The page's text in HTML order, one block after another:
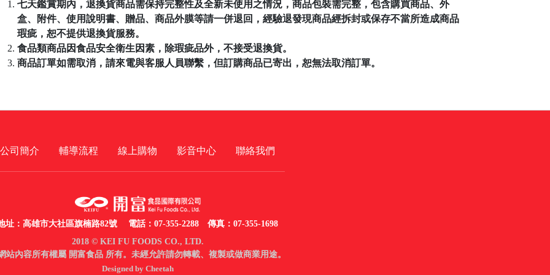
七天鑑賞期內，退換貨商品需保持完整性及全新未使用之情況，商品包裝需完整，包含購買商品、外
盒、附件、使用說明書、贈品、商品外膜等請一併退回，經驗退發現商品經拆封或保存不當所造成商品
瑕疵，恕不提供退換貨服務。
食品類商品因食品安全衛生因素，除瑕疵品外，不接受退換貨。
商品訂單如需取消，請來電與客服人員聯繫，但訂購商品已寄出，恕無法取消訂單。
公司簡介 輔導流程 線上購物 影音中心 聯絡我們
址：高雄市大社區旗楠路82號 電話：07-355-2288 傳真：07-355-1698
2018 © KEI FU FOODS CO., LTD.
站內容所有權屬 開富食品 所有。未經允許請勿轉載、複製或做商業用途。
Designed by Cheetah